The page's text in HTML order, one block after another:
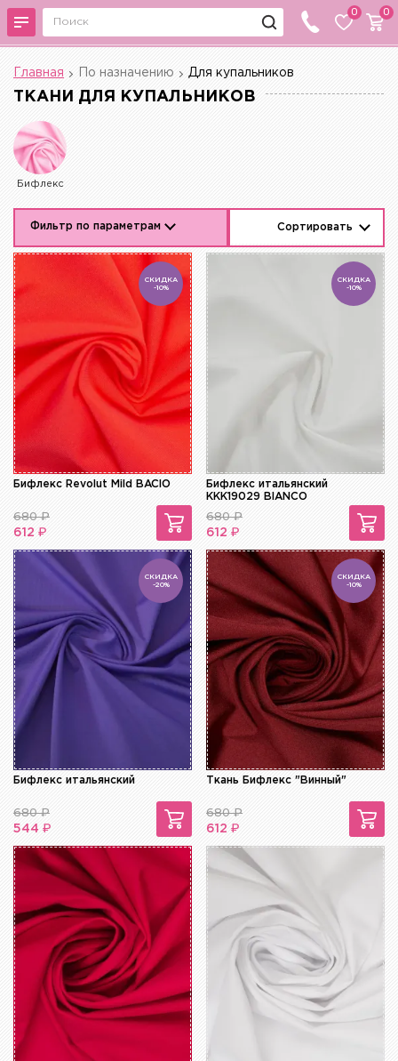
0 0
Главная По назначению Для купальников
ТКАНИ ДЛЯ КУПАЛЬНИКОВ
Бифлекс
Фильтр по параметрам Сортировать
СКИДКА
-10%
Бифлекс Revolut Mild BACIO
680₽
612 ₽
СКИДКА
-10%
Бифлекс итальянский
KKK19029 BIANCO
680₽
612 ₽
СКИДКА
-20%
Бифлекс итальянский
680₽
544 ₽
СКИДКА
-10%
Ткань Бифлекс "Винный"
680₽
612 ₽